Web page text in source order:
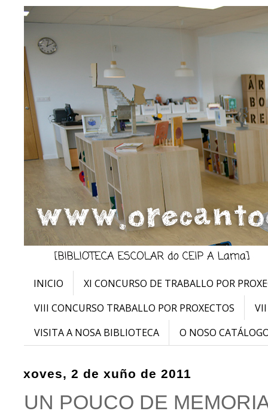
INICIO
XI CONCURSO DE TRABALLO POR
VIII CONCURSO TRABALLO POR PROXECTOS
VISITA A NOSA BIBLIOTECA
O NOSO
xoves, 2 de xuño de 2011
UN POUCO DE